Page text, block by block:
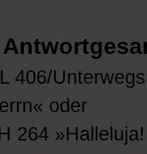
406/
oder
264